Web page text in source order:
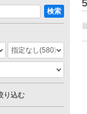
検索
指定なし(580)
り込む